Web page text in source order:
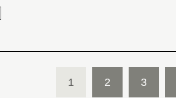
1 2 3